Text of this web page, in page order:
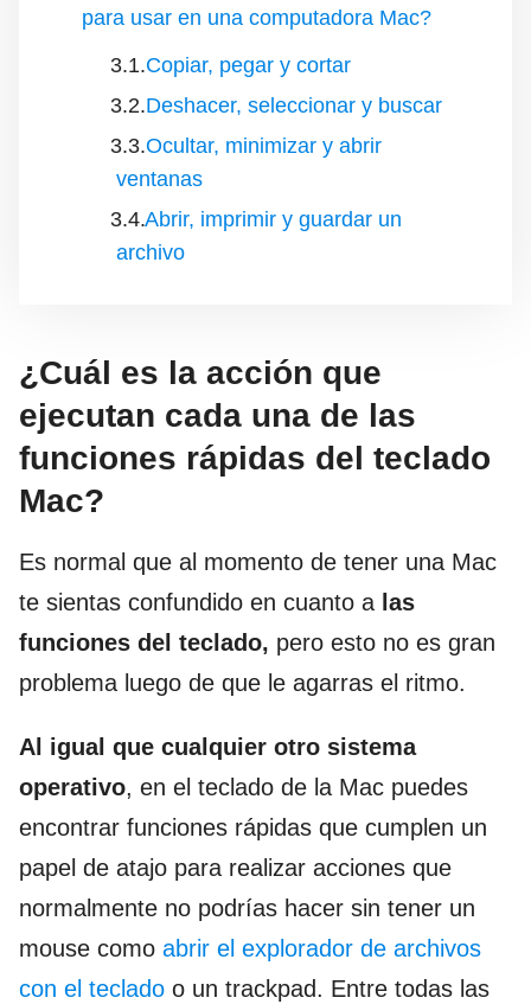
para usar en una computadora Mac?
Copiar, pegar y cortar
Deshacer, seleccionar y buscar
Ocultar, minimizar y abrir
ventanas
Abrir, imprimir y guardar un
archivo
¿Cuál es la acción que
ejecutan cada una de las
funciones rápidas del teclado
Mac?
Es normal que al momento de tener una Mac
te sientas confundido en cuanto a las
funciones del teclado, pero esto no es gran
problema luego de que le agarras el ritmo.
Al igual que cualquier otro sistema
operativo, en el teclado de la Mac puedes
encontrar funciones rápidas que cumplen un
papel de atajo para realizar acciones que
normalmente no podrías hacer sin tener un
mouse como abrir el explorador de archivos
con el teclado o un trackpad. Entre todas las